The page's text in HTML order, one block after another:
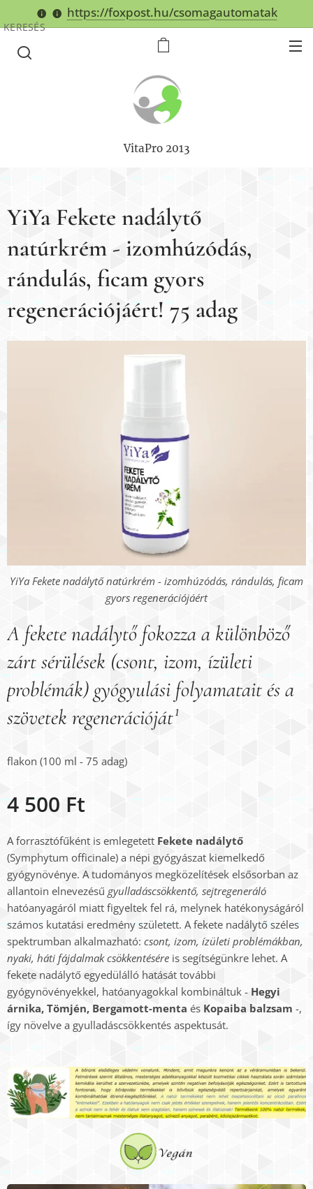
https://foxpost.hu/csomagautomatak
VitaPro 2013
KERESÉS
YiYa Fekete nadálytő
natúrkrém - izomhúzódás,
rándulás, ficam gyors
regenerációjáért! 75 adag
YiYa Fekete nadálytő natúrkrém - izomhúzódás, rándulás, ficam
gyors regenerációjáért
A fekete nadálytő fokozza a különböző
zárt sérülések (csont, izom, ízületi
problémák) gyógyulási folyamatait és a
szövetek regenerációját¹
flakon (100 ml - 75 adag)
4 500 Ft
A forrasztófűként is emlegetett Fekete nadálytő
(Symphytum officinale) a népi gyógyászat kiemelkedő
gyógynövénye. A tudományos megközelítések elsősorban az
allantoin elnevezésű gyulladáscsökkentő, sejtregeneráló
hatóanyagáról miatt figyeltek fel rá, melynek hatékonyságáról
számos kutatási eredmény született. A fekete nadálytő széles
spektrumban alkalmazható: csont, izom, ízületi problémákban,
nyaki, háti fájdalmak csökkentésére is segítségünkre lehet. A
fekete nadálytő egyedülálló hatását további
gyógynövényekkel, hatóanyagokkal kombináltuk - Hegyi
árnika, Tömjén, Bergamott-menta és Kopaiba balzsam -,
így növelve a gyulladáscsökkentés aspektusát.